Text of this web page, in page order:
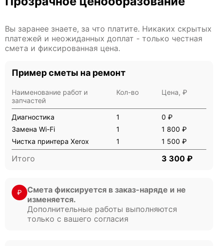
Вы заранее знаете, за что платите. Никаких скрытых
платежей и неожиданных доплат - только честная
смета и фиксированная цена.
Пример сметы на ремонт
Наименование работ и
запчастей
Кол-во Цена, ₽
Диагностика 1
0 ₽
Замена Wi-Fi
1
1 800 ₽
Чистка принтера Xerox
1 1 500 ₽
Итого 3 300 ₽
₽
Смета фиксируется в заказ-наряде и не
изменяется.
Дополнительные работы выполняются
только с вашего согласия